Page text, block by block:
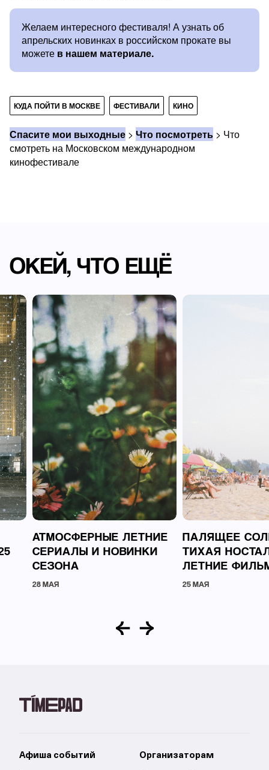
Желаем интересного фестиваля! А узнать об
апрельских новинках в российском прокате вы
можете в нашем материале.
КУДА ПОЙТИ В МОСКВЕ ФЕСТИВАЛИ КИНО
Спасите мои выходные > Что посмотреть > Что
смотреть на Московском международном
кинофестивале
ОКЕЙ, ЧТО ЕЩЁ
АТМОСФЕРНЫЕ ЛЕТНИЕ
СЕРИАЛЫ И НОВИНКИ
СЕЗОНА
28 МАЯ
ПАЛЯЩЕЕ
ТИХАЯ
ЛЕТНИЕ
25 МАЯ
Афиша событий Организаторам